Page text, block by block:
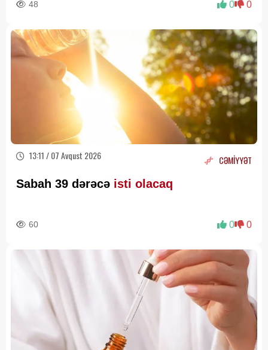
48 0 0
13:11 / 07 Avqust 2026 CƏMİYYƏT
Sabah 39 dərəcə isti olacaq
60 0 0